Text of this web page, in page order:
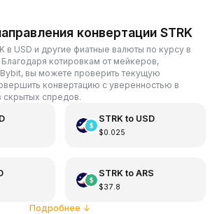
конвертации STRK
в USD и другие фиатные валюты по курсу в
котировкам от мейкеров,
вы можете проверить текущую
конвертацию с уверенностью в
скрытых спредов.
STRKto USD
$0.025
STRKto ARS
$37.8
Подробнее ↓